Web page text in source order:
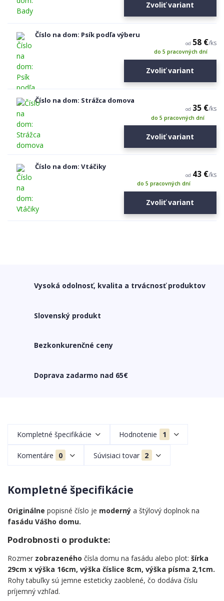
Zvoliť variant
Číslo na dom: Psík podľa výberu
od 58 €/ks
do 5 pracovných dní
Zvoliť variant
Číslo na dom: Strážca domova
od 35 €/ks
do 5 pracovných dní
Zvoliť variant
Číslo na dom: Vtáčiky
od 43 €/ks
do 5 pracovných dní
Zvoliť variant
Vysoká odolnosť, kvalita a trvácnosť produktov
Slovenský produkt
Bezkonkurenčné ceny
Doprava zadarmo nad 65€
Kompletné špecifikácie Hodnotenie 1
Komentáre 0 Súvisiaci tovar 2
Kompletné špecifikácie
Originálne popisné číslo je moderný a štýlový doplnok na
fasádu Vášho domu.
Podrobnosti o produkte:
Rozmer zobrazeného čísla domu na fasádu alebo plot: šírka
29cm x výška 16cm, výška číslice 8cm, výška písma 2,1cm.
Rohy tabuľky sú jemne esteticky zaoblené, čo dodáva číslu
príjemný vzhľad.